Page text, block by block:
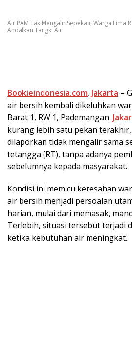
Air PAM Tak Mengalir Sepekan, Warga Lima
Andalkan Tangki Air
Bookieindonesia.com, Jakarta –
air bersih kembali dikeluhkan
Barat 1, RW 1, Pademangan,
kurang lebih satu pekan
dilaporkan tidak mengalir sama
tetangga (RT), tanpa adanya
sebelumnya kepada masyarakat.
Kondisi ini memicu keresahan
air bersih menjadi persoalan
harian, mulai dari memasak,
Terlebih, situasi tersebut terjadi
ketika kebutuhan air meningkat.